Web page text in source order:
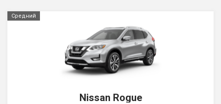
Средний
Nissan Rogue